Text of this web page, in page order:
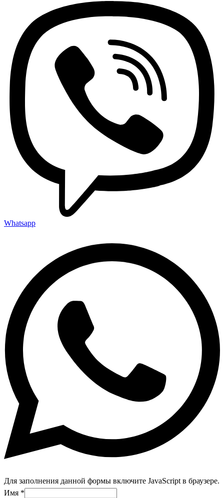
Whatsapp
Для заполнения данной формы включите JavaScript в браузере.
Имя *